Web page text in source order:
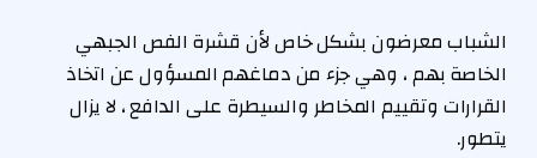
الشباب معرضون بشكل خاص لأن قشرة الفص الجبهي
الخاصة بهم ، وهي جزء من دماغهم المسؤول عن اتخاذ
القرارات وتقييم المخاطر والسيطرة على الدافع ، لا يزال
يتطور.